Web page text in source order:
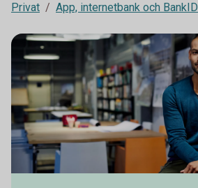
Privat App, internetbank och BankID